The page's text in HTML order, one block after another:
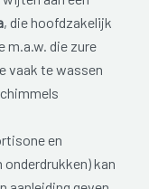
, die hoofdzakelijk
m.a.w. die zure
vaak te wassen
en
kan